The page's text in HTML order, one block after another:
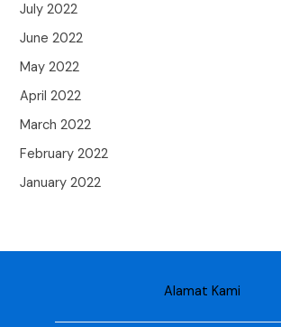
July 2022
June 2022
May 2022
April 2022
March 2022
February 2022
January 2022
Alamat Kami